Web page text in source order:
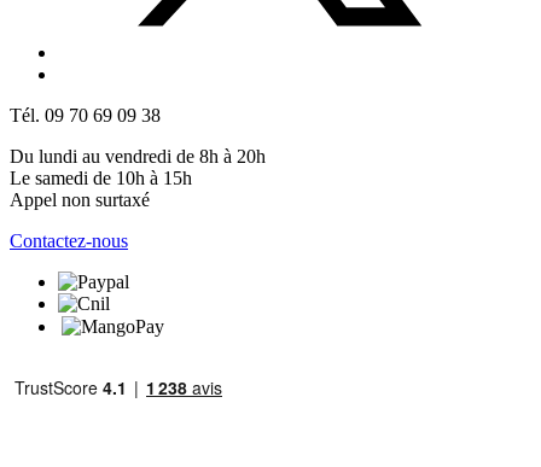
Tél. 09 70 69 09 38
Du lundi au vendredi de 8h à 20h
Le samedi de 10h à 15h
Appel non surtaxé
Contactez-nous